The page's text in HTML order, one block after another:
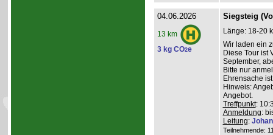
04.06.2026
13 km
3 kg CO2e
Siegsteig
Länge: 18-20
Wir laden ein
Diese Tour ist
September,
Bitte nur
Ehrensache
Hinweis:
Angebot.
Treffpunkt:
Anmeldung:
Leitung:
Teilnehmende: